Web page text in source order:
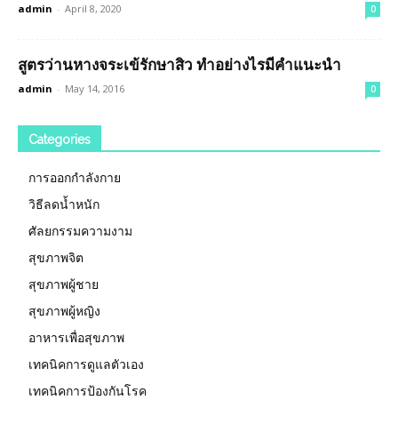
admin - April 8, 2020 0
สูตรว่านหางจระเข้รักษาสิว ทำอย่างไรมีคำแนะนำ
admin - May 14, 2016 0
Categories
การออกกำลังกาย
วิธีลดน้ำหนัก
ศัลยกรรมความงาม
สุขภาพจิต
สุขภาพผู้ชาย
สุขภาพผู้หญิง
อาหารเพื่อสุขภาพ
เทคนิคการดูแลตัวเอง
เทคนิคการป้องกันโรค